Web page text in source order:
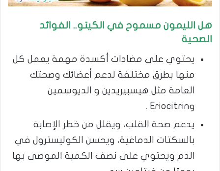
هل الليمون مسموح في الكيتو.. الفوائد
الصحية
يحتوي على مضادات أكسدة مهمة يعمل كل
منها بطرق مختلفة لدعم أعضائك وصحتك
العامة مثل هيسبيريدين و الديوسمين
وEriocitrin .
يدعم صحة القلب، ويقلل من خطر الإصابة
بالسكتات الدماغية، ويحسن الكوليسترول في
الدم ويحتوي على نصف الكمية الموصى بها